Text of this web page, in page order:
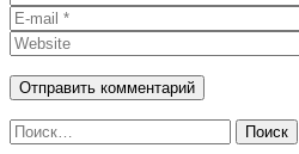
Найти: